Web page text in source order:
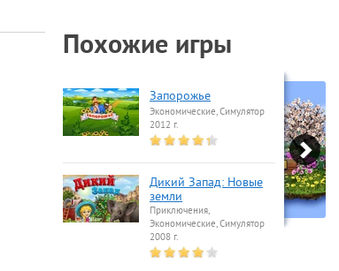
Похожие игры
Запорожье
Экономические, Симулятор
2012 г.
Дикий Запад: Новые
земли
Приключения,
Экономические, Симулятор
2008 г.